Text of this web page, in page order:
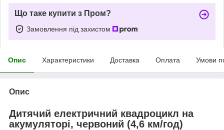
Що таке купити з Пром?
Замовлення під захистом
Опис Характеристики Доставка Оплата Умови
Опис
Дитячий електричний квадроцикл на
акумуляторі, червоний (4,6 км/год)